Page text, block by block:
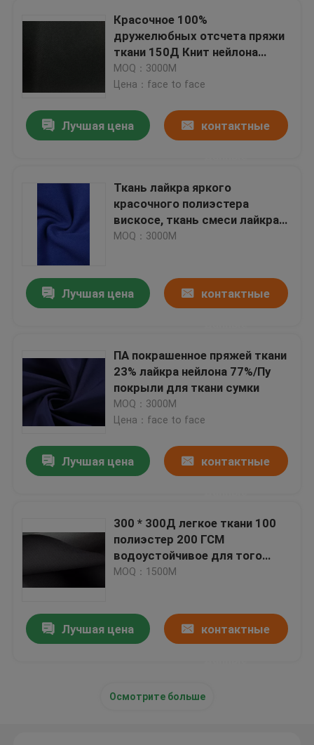
Красочное 100%
дружелюбных отсчета пряжи
ткани 150Д Книт нейлона
водоустойчивых эко-
MOQ：3000М
Цена：face to face
Лучшая цена контактные
Ткань лайкра яркого
красочного полиэстера
вискосе, ткань смеси лайкра
полиэстера вискозная
MOQ：3000М
Лучшая цена контактные
ПА покрашенное пряжей ткани
23% лайкра нейлона 77%/Пу
покрыли для ткани сумки
MOQ：3000М
Цена：face to face
Лучшая цена контактные
300 * 300Д легкое ткани 100
полиэстер 200 ГСМ
водоустойчивое для того
чтобы помыть для сумки
MOQ：1500M
Лучшая цена контактные
Осмотрите больше